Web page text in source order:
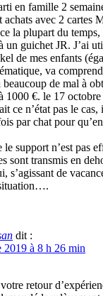
en famille 2
achats avec 2 cartes
la plupart du
un guichet JR. J’ai
de mes enfants
va
beaucoup de mal à
1000 €. le 17
ce n’état pas le
par chat pour
support n’est pas
sont transmis en
s’agissant de
dit :
2019 à 8 h 26 min
retour